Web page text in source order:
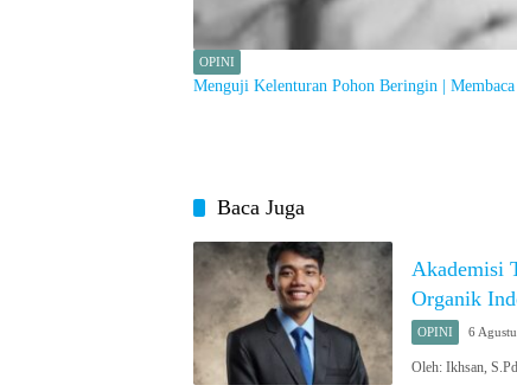
OPINI
Menguji Kelenturan Pohon Beringin |
Baca Juga
Akademisi
Organik
OPINI 6
Oleh: Ikhsan,